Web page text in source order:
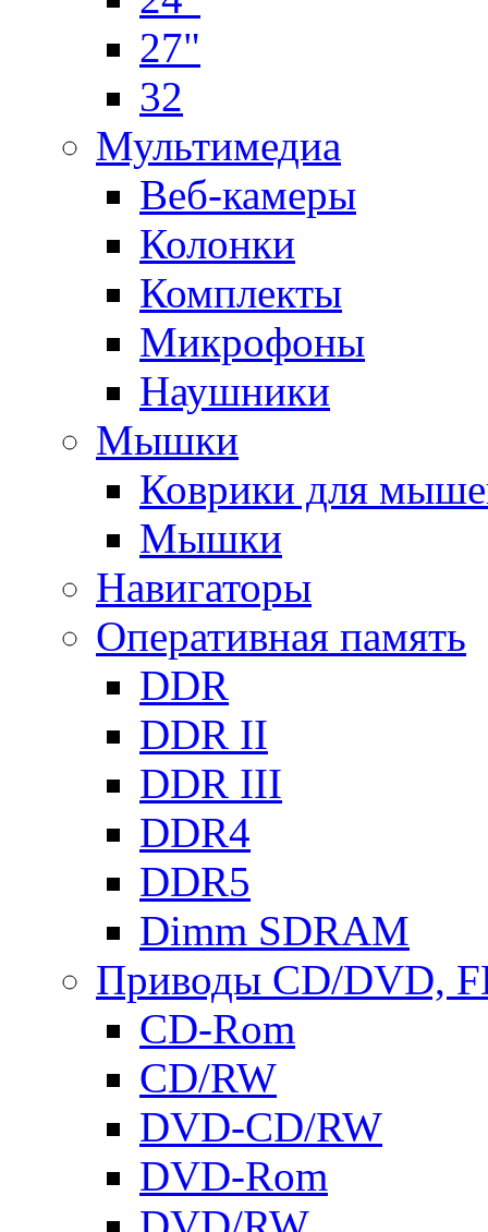
27"
32
Мультимедиа
Веб-камеры
Колонки
Комплекты
Микрофоны
Наушники
Мышки
Коврики для
Мышки
Навигаторы
Оперативная память
DDR
DDR II
DDR III
DDR4
DDR5
Dimm SDRAM
Приводы СD/DVD,
CD-Rom
CD/RW
DVD-CD/RW
DVD-Rom